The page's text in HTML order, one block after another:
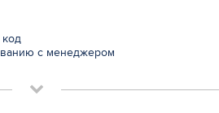
с менеджером